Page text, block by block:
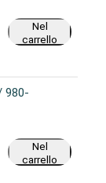
Nel
carrello
980-
Nel
carrello